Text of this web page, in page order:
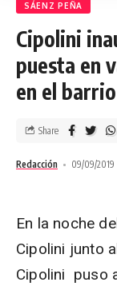
SÁENZ PEÑA
Cipolini
puesta en
en el
Redacción 09/09/2019
Share
En la noche
Cipolini junto
Cipolini puso